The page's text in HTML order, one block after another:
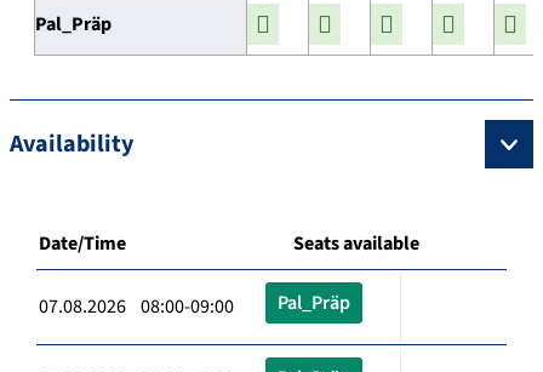
Pal_Präp
Availability
Date/Time Seats available
07.08.2026 08:00-09:00 Pal_Präp